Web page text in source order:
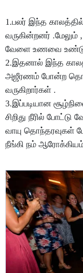
1.பலர் இந்த
வருகின்றனர் .மேலும்
வேளை உணவை உண்டு
2.இதனால் இந்த
அஜீரணம் போன்ற
வருகிறார்கள் .
3.இப்படியான
சிறிது நீரில்
வாயு தொந்தரவுகள்
நீங்கி நம் ஆரோக்கியம்